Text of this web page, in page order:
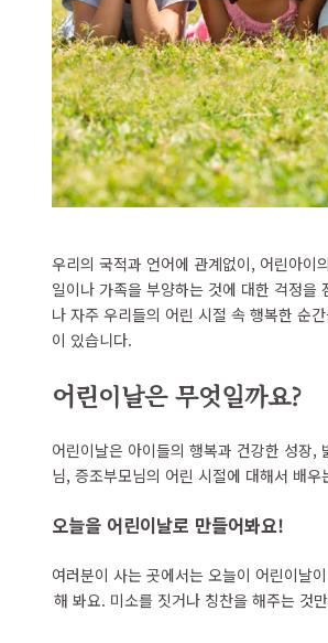
우리의 국적과 언어에 관계없이, 어린아이
일이나 가족을 부양하는 것에 대한 걱정
나 자주 우리들의 어린 시절 속 행복한 순
이 있습니다.
어린이날은 무엇일까요?
어린이날은 아이들의 행복과 건강한 성장,
님, 증조부모님의 어린 시절에 대해서 배
오늘을 어린이날로 만들어봐요!
여러분이 사는 곳에서는 오늘이 어린이날
해 봐요. 미소를 짓거나 칭찬을 해주는 것